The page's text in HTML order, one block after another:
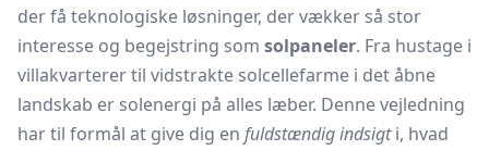
der få teknologiske løsninger, der vækker så stor
interesse og begejstring som solpaneler. Fra hustage i
villakvarterer til vidstrakte solcellefarme i det åbne
landskab er solenergi på alles læber. Denne vejledning
har til formål at give dig en fuldstændig indsigti, hvad